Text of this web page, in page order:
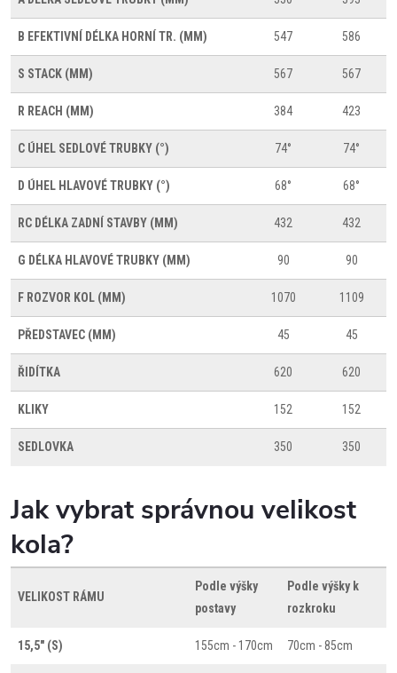
B EFEKTIVNÍ DÉLKA HORNÍ TR. (MM) 547 586
S STACK (MM) 567 567
R REACH (MM) 384 423
C ÚHEL SEDLOVÉ TRUBKY (°) 74° 74°
D ÚHEL HLAVOVÉ TRUBKY (°) 68° 68°
RC DÉLKA ZADNÍ STAVBY (MM) 432 432
G DÉLKA HLAVOVÉ TRUBKY (MM) 90 90
F ROZVOR KOL (MM) 1070 1109
PŘEDSTAVEC (MM) 45 45
ŘIDÍTKA 620 620
KLIKY 152 152
SEDLOVKA 350 350
Jak vybrat správnou velikost
kola?
VELIKOST RÁMU
Podle výšky
postavy
Podle výšky k
rozkroku
15,5" (S) 155cm - 170cm 70cm - 85cm